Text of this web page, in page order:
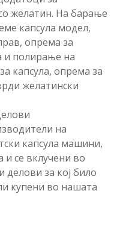
желатин. На барање
капсула модел,
опрема за
и полирање на
капсула, опрема за
желатински
на
капсула машини,
и се вклучени во
делови за кој било
купени во нашата